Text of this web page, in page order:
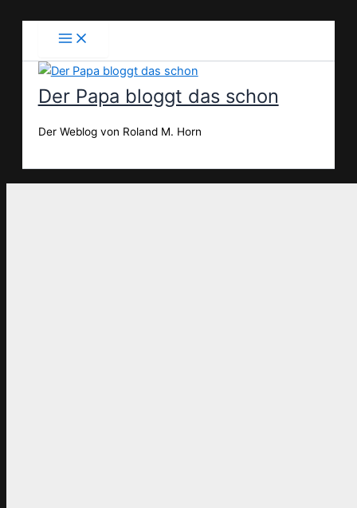
Der Papa bloggt das schon
Der Weblog von Roland M. Horn